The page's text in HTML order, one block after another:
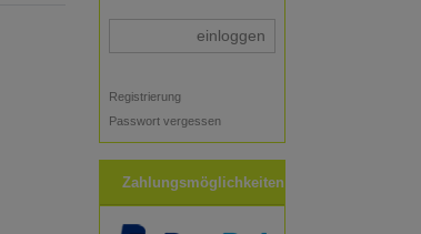
einloggen
Registrierung
Passwort vergessen
Zahlungsmöglichkeiten